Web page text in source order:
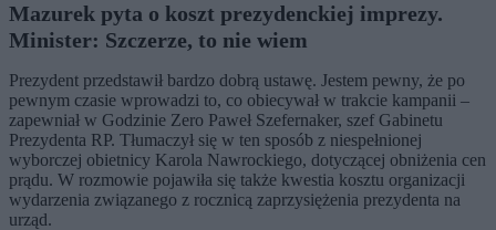
Mazurek pyta o koszt prezydenckiej imprezy.
Minister: Szczerze, to nie wiem
Prezydent przedstawił bardzo dobrą ustawę. Jestem pewny, że po
pewnym czasie wprowadzi to, co obiecywał w trakcie kampanii –
zapewniał w Godzinie Zero Paweł Szefernaker, szef Gabinetu
Prezydenta RP. Tłumaczył się w ten sposób z niespełnionej
wyborczej obietnicy Karola Nawrockiego, dotyczącej obniżenia cen
prądu. W rozmowie pojawiła się także kwestia kosztu organizacji
wydarzenia związanego z rocznicą zaprzysiężenia prezydenta na
urząd.